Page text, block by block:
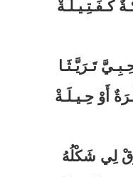
كَـفَـتِـيـلَـةْ
تَـرَيَّـثَـا
أَوْ حِـيـلَـةْ
لِي شَكْلُهُ